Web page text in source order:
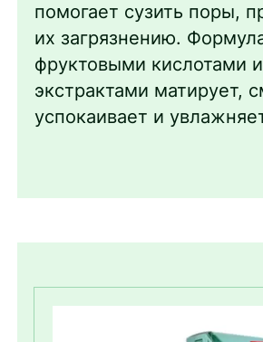
помогает сузить поры,
их загрязнению.
фруктовыми кислотами
экстрактами матирует,
успокаивает и